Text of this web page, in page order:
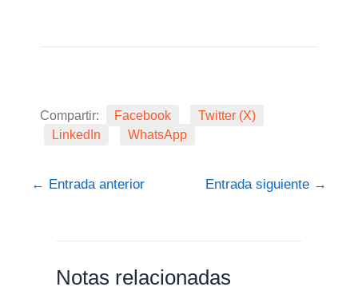
Compartir: Facebook
Twitter (X)
LinkedIn
WhatsApp
← Entrada anterior Entrada siguiente →
Notas relacionadas